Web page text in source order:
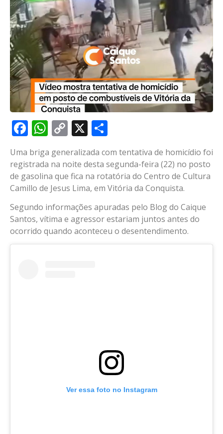
Facebook
WhatsApp
Copy
Link
X
Uma briga generalizada com tentativa de homicídio foi
registrada na noite desta segunda-feira (22) no posto
de gasolina que fica na rotatória do Centro de Cultura
Camillo de Jesus Lima, em Vitória da Conquista.
Segundo informações apuradas pelo Blog do Caique
Santos, vítima e agressor estariam juntos antes do
ocorrido quando aconteceu o desentendimento.
Ver essa foto no Instagram